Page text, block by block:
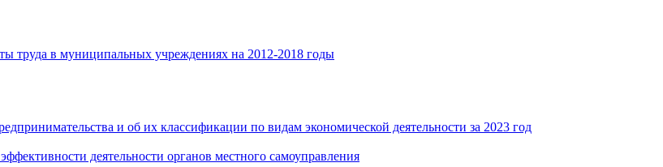
труда в муниципальных учреждениях на 2012-2018 годы
и об их классификации по видам экономической деятельности за 2023 год
деятельности органов местного самоуправления